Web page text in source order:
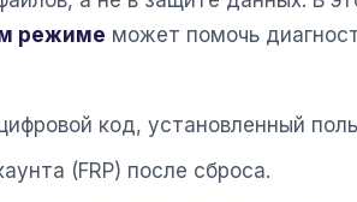
режиме может помочь
код, установленный
(FRP) после сброса.